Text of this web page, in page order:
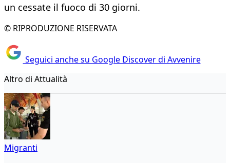
un cessate il fuoco di 30 giorni.
© RIPRODUZIONE RISERVATA
Seguici anche su Google Discover di Avvenire
Altro di Attualità
Migranti